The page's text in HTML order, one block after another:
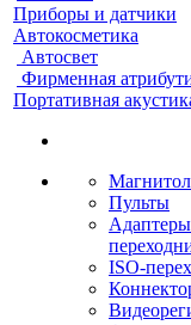
Приборы и датчики
Автокосметика
Автосвет
Фирменная
Портативная
Пульты
ISO-